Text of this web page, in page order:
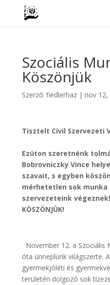
Szociális
Köszönjük
Szerző: fiedlerhaz| nov 12,
Tisztelt Civil Szervezeti
Ezúton szeretnénk
Bobrovniczky Vince
szavait, s egyben
mérhetetlen sok
szervezeteink végeznek!
KÖSZÖNJÜK!
November 12. a Szociális
óta ünneplünk világszerte.
gyermekjóléti és
területén dolgozó sok